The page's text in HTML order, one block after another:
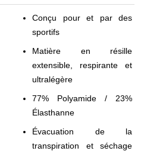
Conçu pour et par des
sportifs
Matière en résille
extensible, respirante et
ultralégère
77% Polyamide / 23%
Élasthanne
Évacuation de la
transpiration et séchage